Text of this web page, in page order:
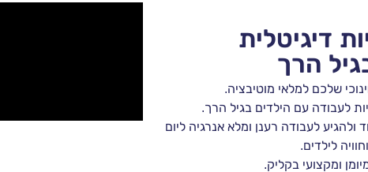
דיגיטלית
הרך
שלכם למלאי מוטיבציה.
לעבודה עם הילדים בגיל הרך.
ולהגיע לעבודה רענן ומלא אנרגיה ליום
לילדים.
ומקצועי בקליק.